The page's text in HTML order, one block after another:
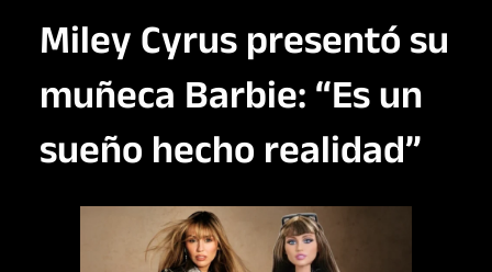
Miley Cyrus presentó su
muñeca Barbie: “Es un
sueño hecho realidad”